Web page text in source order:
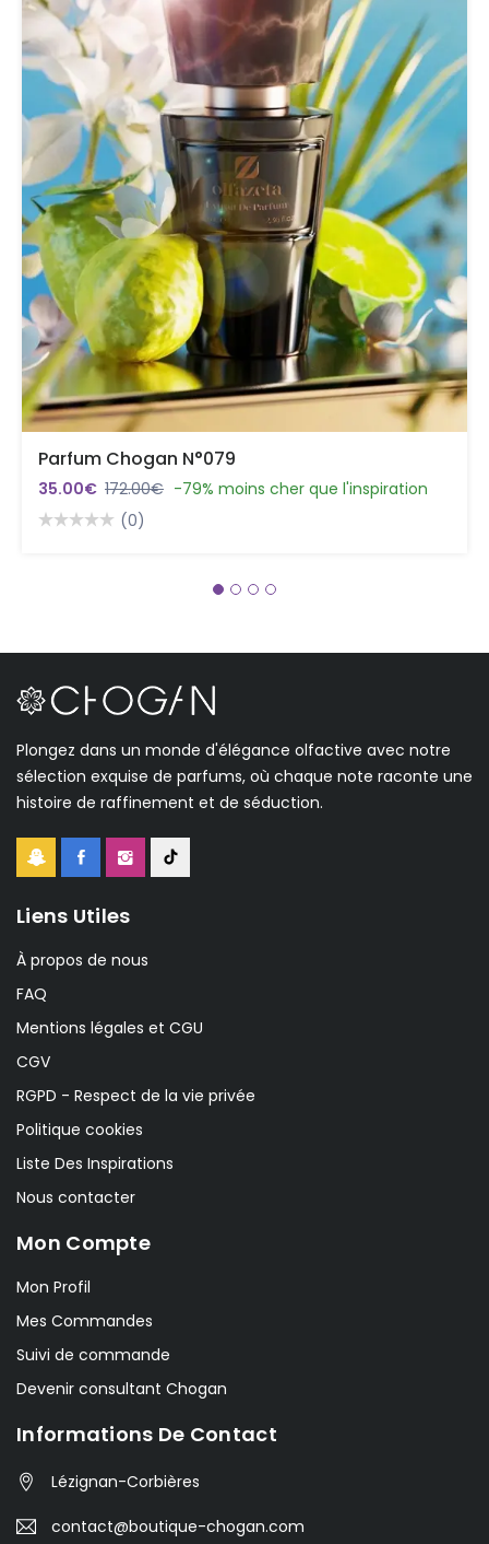
Parfum Chogan N°079
35.00€ 172.00€ -79% moins cher que l'inspiration
(0)
Plongez dans un monde d'élégance olfactive avec notre
sélection exquise de parfums, où chaque note raconte une
histoire de raffinement et de séduction.
Liens Utiles
À propos de nous
FAQ
Mentions légales et CGU
CGV
RGPD - Respect de la vie privée
Politique cookies
Liste Des Inspirations
Nous contacter
Mon Compte
Mon Profil
Mes Commandes
Suivi de commande
Devenir consultant Chogan
Informations De Contact
Lézignan-Corbières
contact@boutique-chogan.com